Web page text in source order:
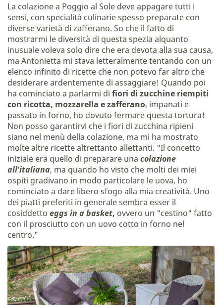
La colazione a Poggio al Sole deve appagare tutti i
sensi, con specialità culinarie spesso preparate con
diverse varietà di zafferano. So che il fatto di
mostrarmi le diversità di questa spezia alquanto
inusuale voleva solo dire che era devota alla sua causa,
ma Antonietta mi stava letteralmente tentando con un
elenco infinito di ricette che non potevo far altro che
desiderare ardentemente di assaggiare! Quando poi
ha cominciato a parlarmi di fiori di zucchine riempiti
con ricotta, mozzarella e zafferano, impanati e
passato in forno, ho dovuto fermare questa tortura!
Non posso garantirvi che i fiori di zucchina ripieni
siano nel menù della colazione, ma mi ha mostrato
molte altre ricette altrettanto allettanti. "Il concetto
iniziale era quello di preparare una colazione
all'italiana, ma quando ho visto che molti dei miei
ospiti gradivano in modo particolare le uova, ho
cominciato a dare libero sfogo alla mia creatività. Uno
dei piatti preferiti in generale sembra esser il
cosiddetto eggs in a basket, ovvero un "cestino" fatto
con il prosciutto con un uovo cotto in forno nel
centro."